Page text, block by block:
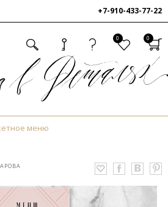
+7-910-433-77-22
0 0
меню